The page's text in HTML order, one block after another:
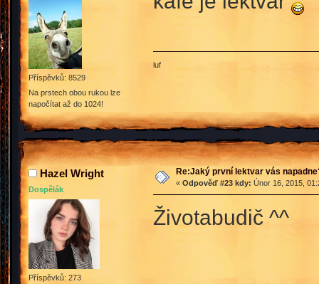
Příspěvků: 8529
Na prstech obou rukou lze
napočítat až do 1024!
luf
Hazel Wright
Dospělák
Příspěvků: 273
Re:Jaký první lektvar vás
« Odpověď #23 kdy: Únor 16, 2015,
Životabudič ^^